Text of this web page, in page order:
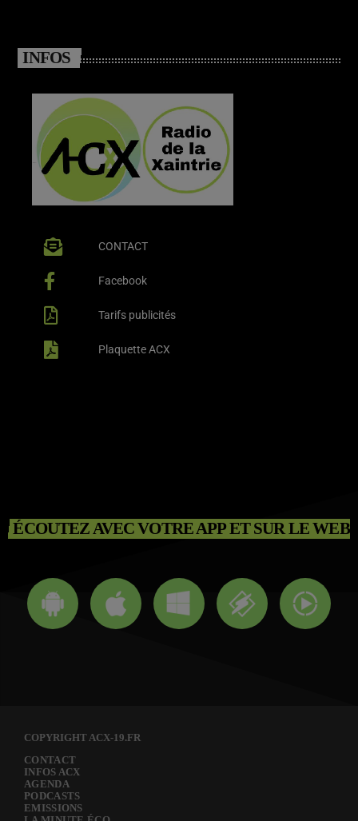
INFOS
CONTACT
Facebook
Tarifs publicités
Plaquette ACX
ÉCOUTEZ AVEC VOTRE APP ET SUR LE WEB
COPYRIGHT ACX-19.FR
CONTACT
INFOS ACX
AGENDA
PODCASTS
EMISSIONS